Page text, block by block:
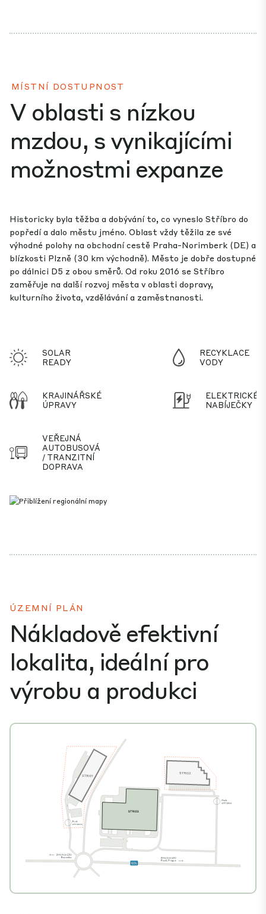
MÍSTNÍ DOSTUPNOST
V oblasti s nízkou
mzdou, s vynikajícími
možnostmi expanze
Historicky byla těžba a dobývání to, co vyneslo Stříbro do
popředí a dalo městu jméno. Oblast vždy těžila ze své
výhodné polohy na obchodní cestě Praha-Norimberk (DE) a
blízkosti Plzně (30 km východně). Město je dobře dostupné
po dálnici D5 z obou směrů. Od roku 2016 se Stříbro
zaměřuje na další rozvoj města v oblasti dopravy,
kulturního života, vzdělávání a zaměstnanosti.
SOLAR
READY
RECYKLACE
VODY
KRAJINÁŘSKÉ
ÚPRAVY
ELEKTRICKÉ
NABÍJEČKY
VEŘEJNÁ
AUTOBUSOVÁ
/ TRANZITNÍ
DOPRAVA
ÚZEMNÍ PLÁN
Nákladově efektivní
lokalita, ideální pro
výrobu a produkci